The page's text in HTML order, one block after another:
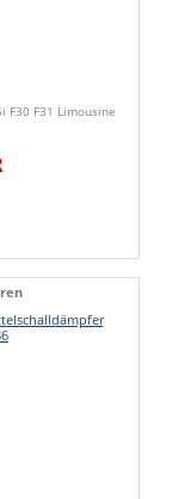
F30 F31 Limousine